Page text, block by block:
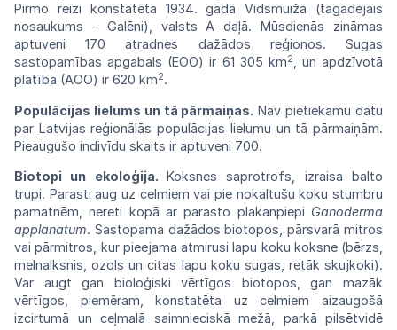
Pirmo reizi
konstatēta 1934. gadā Vidsmuižā
(tagadējais
nosaukums
– Galēni), valsts A daļā. Mūsdienās zināmas
aptuveni
170 atradnes dažādos reģionos.
Sugas
sastopamības apgabals (EOO) ir 61 305 km2, un apdzīvotā
platība (AOO) ir 620 km2.
Populācijas lielums un tā pārmaiņas. Nav pietiekamu datu
par Latvijas reģionālās populācijas lielumu un tā pārmaiņām.
Pieaugušo indivīdu skaits ir aptuveni 700.
Biotopi un ekoloģija. Koksnessaprotrofs, izraisa balto
trupi. Parasti aug uz celmiemvai pie nokaltušu koku stumbru
pamatnēm,nereti kopā ar parasto plakanpiepi Ganoderma
applanatum. Sastopama dažādos biotopos,pārsvarā mitros
vai pārmitros, kur pieejama atmirusi lapu koku koksne (bērzs,
melnalksnis,ozols un citas lapu koku sugas, retāk skujkoki).
Var augt gan bioloģiski vērtīgos biotopos, gan mazāk
vērtīgos, piemēram, konstatēta uzcelmiem
aizaugošā
izcirtumā
un ceļmalā saimnieciskā mežā, parkā pilsētvidē